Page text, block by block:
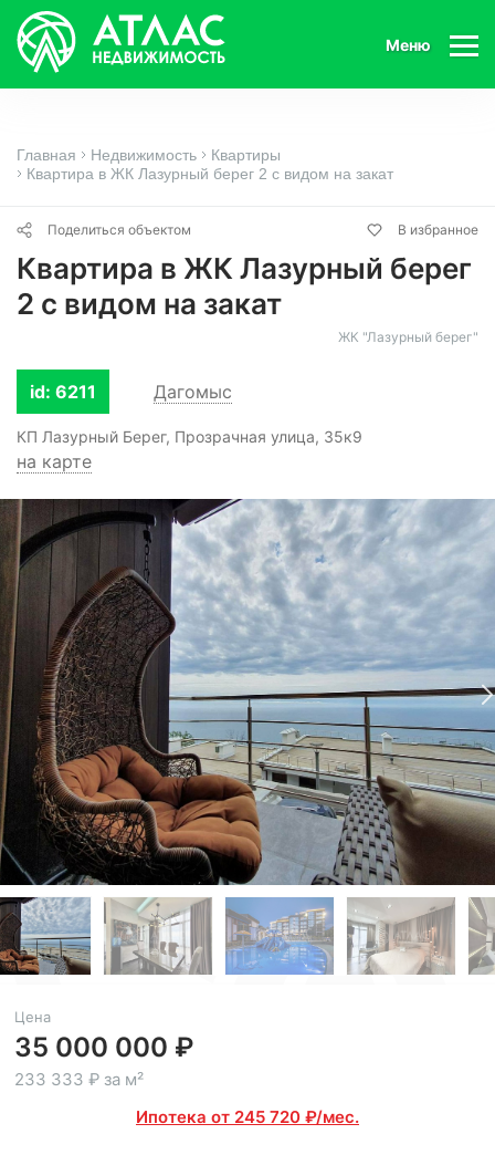
Меню
Главная Недвижимость
Квартиры
Квартира в ЖК Лазурный берег 2 с видом на закат
Поделиться объектом В избранное
Квартира в ЖК Лазурный берег
2 с видом на закат
ЖК "Лазурный берег"
id: 6211 Дагомыс
КП Лазурный Берег, Прозрачная улица, 35к9
на карте
Цена
35 000 000 ₽
233 333 ₽ за м²
Ипотека от 245 720 ₽/мес.